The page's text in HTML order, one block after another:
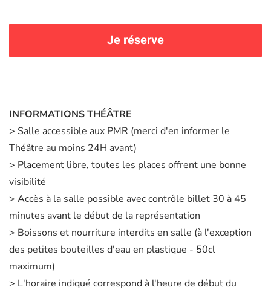
Je réserve
INFORMATIONS THÉÂTRE
> Salle accessible aux PMR (merci d'en informer le
Théâtre au moins 24H avant)
> Placement libre, toutes les places offrent une bonne
visibilité
> Accès à la salle possible avec contrôle billet 30 à 45
minutes avant le début de la représentation
> Boissons et nourriture interdits en salle (à l'exception
des petites bouteilles d'eau en plastique - 50cl
maximum)
> L'horaire indiqué correspond à l'heure de début du